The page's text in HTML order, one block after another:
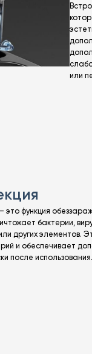
или
это функция
бактерии,
других элементов.
и обеспечивает
после использования.